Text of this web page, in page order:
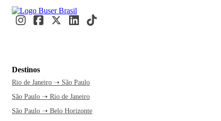
Destinos
Rio de Janeiro ➝ São Paulo
São Paulo ➝ Rio de Janeiro
São Paulo ➝ Belo Horizonte